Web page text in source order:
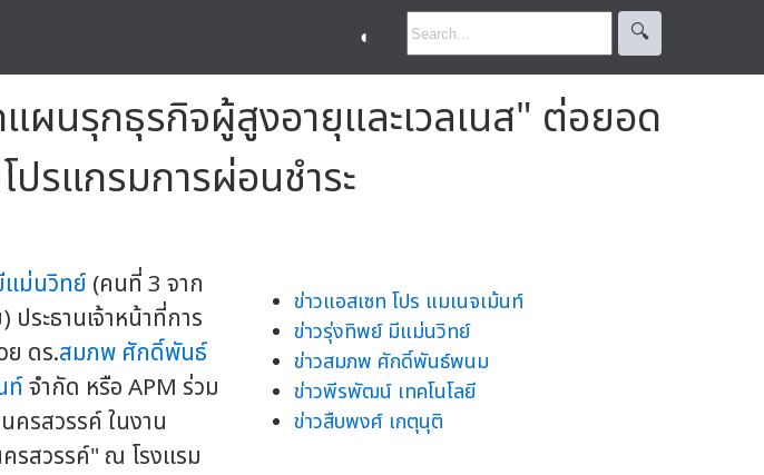
◐ 🔍︎
ผนรุกธุรกิจผู้สูงอายุและเวลเนส" ต่อยอด
ปรแกรมการผ่อนชำระ
ม่นวิทย์ (คนที่ 3 จาก
ระธานเจ้าหน้าที่การ
ย ดร.สมภพ ศักดิ์พันธ์
ท์จำกัด หรือ APM ร่วม
รสวรรค์ ในงาน
สวรรค์" ณ โรงแรม
ข่าวแอสเซท โปร แมเนจเม้นท์
ข่าวรุ่งทิพย์ มีแม่นวิทย์
ข่าวสมภพ ศักดิ์พันธ์พนม
ข่าวพีรพัฒน์ เทคโนโลยี
ข่าวสืบพงศ์ เกตุนุติ